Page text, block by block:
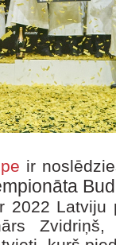
ir
Latviju